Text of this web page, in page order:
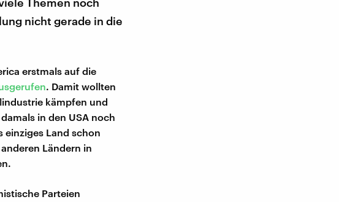
nicht gerade in die
erstmals auf die
. Damit wollten
kämpfen und
in den USA noch
einziges Land schon
Ländern in
Parteien